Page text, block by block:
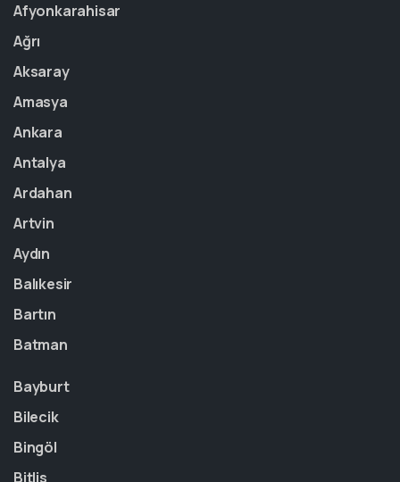
Afyonkarahisar
Ağrı
Aksaray
Amasya
Ankara
Antalya
Ardahan
Artvin
Aydın
Balıkesir
Bartın
Batman
Bayburt
Bilecik
Bingöl
Bitlis